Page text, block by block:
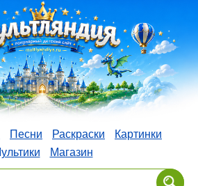
Песни Раскраски
Картинки
Магазин